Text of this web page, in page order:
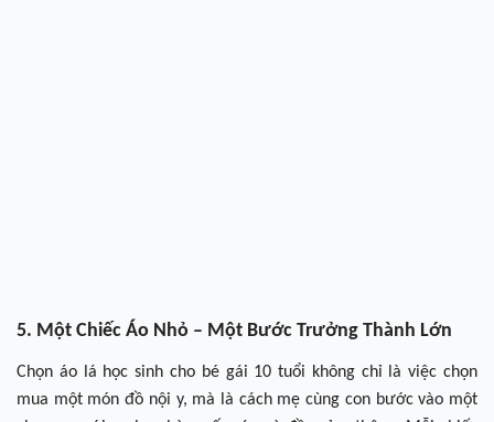
5. Một Chiếc Áo Nhỏ – Một Bước Trưởng Thành Lớn
Chọn áo lá học sinh cho bé gái 10 tuổi không chỉ là việc chọn
mua một món đồ nội y, mà là cách mẹ cùng con bước vào một